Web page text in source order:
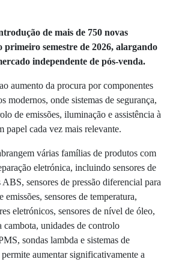
de mais de 750 novas
primeiro semestre de 2026, alargando
independente de pós-venda.
aumento da procura por componentes
modernos, onde sistemas de segurança,
de emissões, iluminação e assistência à
papel cada vez mais relevante.
várias famílias de produtos com
eletrónica, incluindo sensores de
sensores de pressão diferencial para
emissões, sensores de temperatura,
eletrónicos, sensores de nível de óleo,
cambota, unidades de controlo
sondas lambda e sistemas de
aumentar significativamente a